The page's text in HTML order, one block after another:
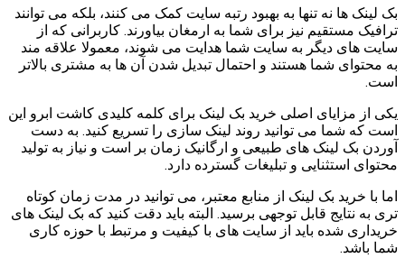
بک لینک ها نه تنها به بهبود رتبه سایت کمک می کنند، بلکه می توانند
ترافیک مستقیم نیز برای شما به ارمغان بیاورند. کاربرانی که از
سایت های دیگر به سایت شما هدایت می شوند، معمولا علاقه مند
به محتوای شما هستند و احتمال تبدیل شدن آن ها به مشتری بالاتر
است.
یکی از مزایای اصلی خرید بک لینک برای کلمه کلیدی کاشت ابرو این
است که شما می توانید روند لینک سازی را تسریع کنید. به دست
آوردن بک لینک های طبیعی و ارگانیک زمان بر است و نیاز به تولید
محتوای استثنایی و تبلیغات گسترده دارد.
اما با خرید بک لینک از منابع معتبر، می توانید در مدت زمان کوتاه
تری به نتایج قابل توجهی برسید. البته باید دقت کنید که بک لینک های
خریداری شده باید از سایت های با کیفیت و مرتبط با حوزه کاری
شما باشد.